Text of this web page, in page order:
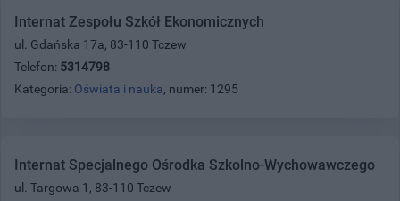
Internat Zespołu Szkół Ekonomicznych
ul. Gdańska 17a, 83-110 Tczew
Telefon: 5314798
Kategoria: Oświata i nauka, numer: 1295
Internat Specjalnego Ośrodka Szkolno-Wychowawczego
ul. Targowa 1, 83-110 Tczew